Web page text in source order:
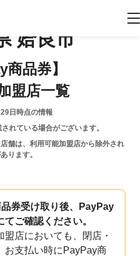
姶良市
商品券】
盟店一覧
日 時点の情報
れている場合がございます。
舗は、利用可能加盟店から除外され
ります。
券受け取り後、PayPay
ご確認ください。
店においても、閉店・
お支払い時にPayPay商